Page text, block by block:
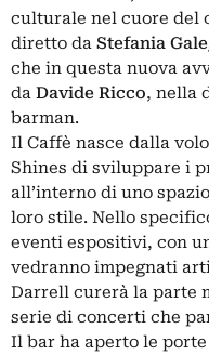
culturale nel cuore del
diretto da Stefania
che in questa nuova
da Davide Ricco, nella
barman.
Il Caffè nasce dalla
Shines di sviluppare i
all’interno di uno
loro stile. Nello
eventi espositivi, con
vedranno impegnati
Darrell curerà la parte
serie di concerti che
Il bar ha aperto le